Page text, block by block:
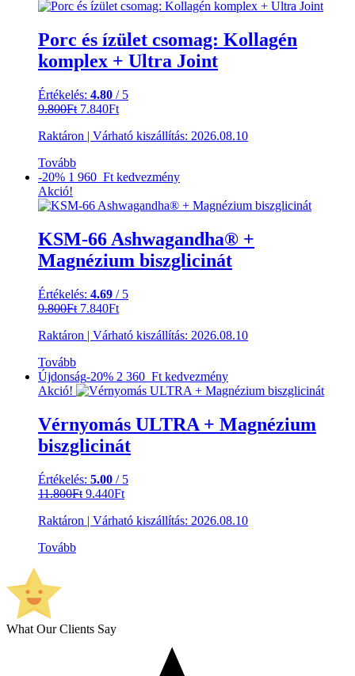
Porc és ízület csomag: Kollagén
komplex + Ultra Joint
Értékelés: 4.80 / 5
9.800Ft Original
was:
7.840FtCurrent
is:
Raktáron | Várható kiszállítás: 2026.08.10
Tovább
-20% 1 960 Ft kedvezmény
Akció!
KSM-66 Ashwagandha® +
Magnézium biszglicinát
Értékelés: 4.69 / 5
9.800Ft Original
was:
7.840FtCurrent
is:
Raktáron | Várható kiszállítás: 2026.08.10
Tovább
Újdonság-20% 2 360 Ft kedvezmény
Akció!
Vérnyomás ULTRA + Magnézium
biszglicinát
Értékelés: 5.00 / 5
11.800Ft Original
was:
9.440FtCurrent
is:
Raktáron | Várható kiszállítás: 2026.08.10
Tovább
What Our Clients Say